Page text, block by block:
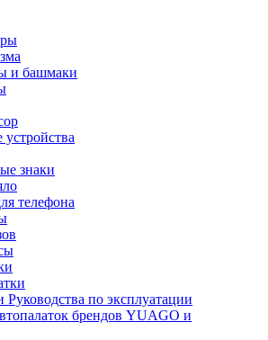
и башмаки
устройства
знаки
телефона
по эксплуатации
брендов YUAGO и